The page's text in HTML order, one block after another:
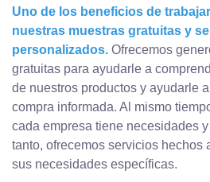
Uno de los beneficios de
nuestras muestras gratuitas y
personalizados. Ofrecemos
gratuitas para ayudarle a
de nuestros productos y ayudarle
compra informada. Al mismo
cada empresa tiene necesidades
tanto, ofrecemos servicios hechos
sus necesidades específicas.